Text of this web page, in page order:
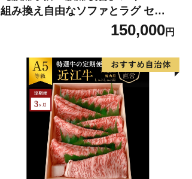
組み換え自由なソファとラグ セッ
ト うたた寝 コスパ ソファセット 日
本製 グレー ソファラグ ソファーラ
グ フェイクスエード ソファー 腰痛
改善 ラグ マット 寝具 家具 インテ
リア 滋賀県 豊郷町
150,000円